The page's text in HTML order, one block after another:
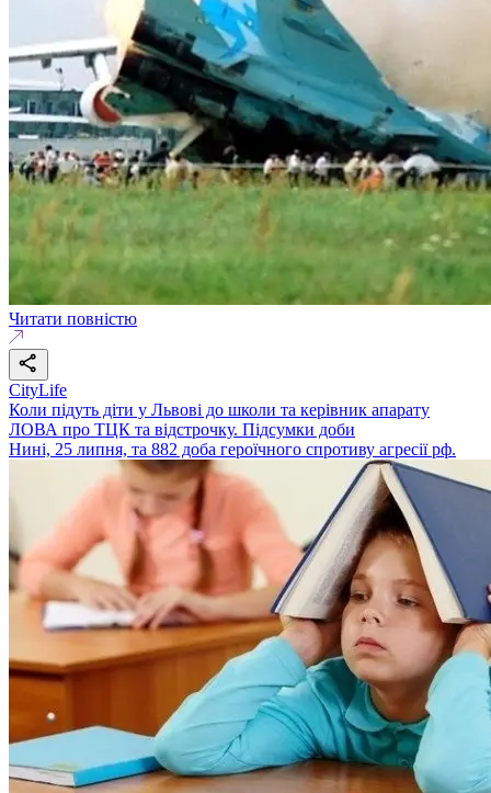
Читати повністю
CityLife
Коли підуть діти у Львові до школи та керівник апарату
ЛОВА про ТЦК та відстрочку. Підсумки доби
Нині, 25 липня, та 882 доба героїчного спротиву агресії рф.